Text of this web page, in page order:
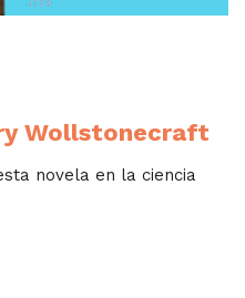
Wollstonecraft
novela en la ciencia